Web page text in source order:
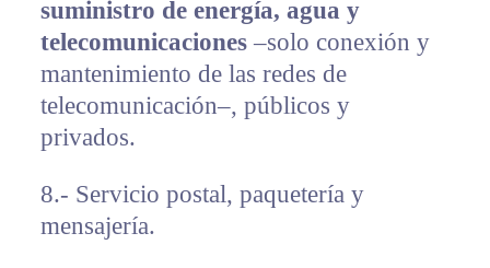
suministro de energía, agua y
telecomunicaciones–solo conexión y
mantenimiento de las redes de
telecomunicación–, públicos y
privados.
8.- Servicio postal, paquetería y
mensajería.